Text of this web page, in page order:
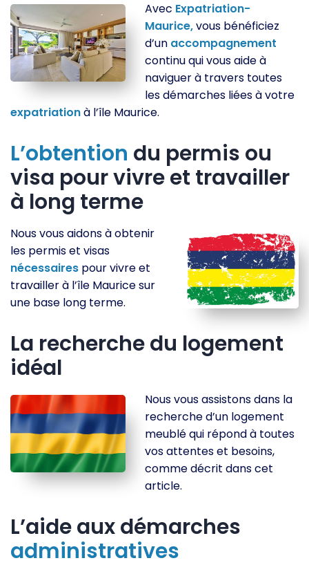
Avec Expatriation-
Maurice,vous bénéficiez
d’un accompagnement
continu qui vous aide à
naviguer à travers toutes
les démarches liées à votre
expatriationà l’île Maurice.
L’obtention du permis ou
visa pour vivre et travailler
à long terme
Nous vous aidons à obtenir
les permis et visas
nécessaires pour vivre et
travailler à l’île Maurice sur
une base long terme.
La recherche du logement
idéal
Nous vous assistons dans la
recherche d’un logement
meublé qui répond à toutes
vos attentes et besoins,
comme décrit dans cet
article.
L’aide aux démarches
administratives